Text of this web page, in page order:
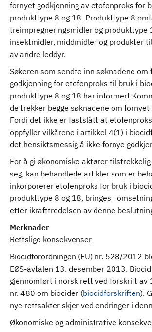
fornyet godkjenning av etofenproks for
produkttype 8 og 18. Produkttype 8
treimpregneringsmidler og produkttype
insektmidler, middmidler og produkter
av andre leddyr.
Søkeren som sendte inn søknadene om
godkjenning for etofenproks til bruk i
produkttype 8 og 18 har informert
de trekker begge søknadene om fornyet
Fordi det ikke er fastslått at
oppfyller vilkårene i artikkel 4(1) i
det hensiktsmessig å ikke fornye
For å gi økonomiske aktører
seg, kan behandlede artikler som er
inkorporerer etofenproks for bruk i
produkttype 8 og 18, bringes i
etter ikrafttredelsen av denne
Merknader
Rettslige konsekvenser
Biocidforordningen (EU) nr. 528/2012
EØS-avtalen 13. desember 2013.
gjennomført i norsk rett ved forskrift av
nr. 480 om biocider (biocidforskriften).
nye rettsakter skjer ved endringer i
Økonomiske og administrative